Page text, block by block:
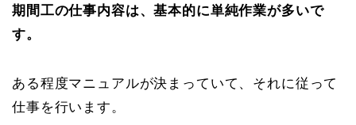
期間工の仕事内容は、基本的に単純作業が多いで
す。
ある程度マニュアルが決まっていて、それに従って
仕事を行います。